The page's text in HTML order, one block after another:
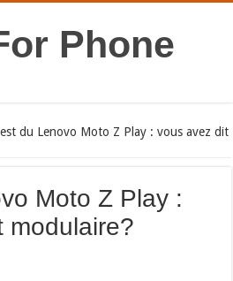
du Lenovo Moto Z Play : vous avez dit
Moto Z Play :
modulaire?